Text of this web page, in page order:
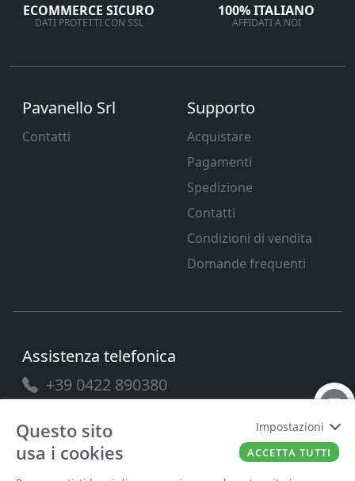
ECOMMERCE SICURO
DATI PROTETTI CON SSL
100% ITALIANO
AFFIDATI A NOI
Pavanello Srl
Contatti
Supporto
Acquistare
Pagamenti
Spedizione
Contatti
Condizioni di vendita
Domande frequenti
Assistenza telefonica
+39 0422 890380
Questo sito
usa i cookies
Impostazioni
ACCETTA TUTTI